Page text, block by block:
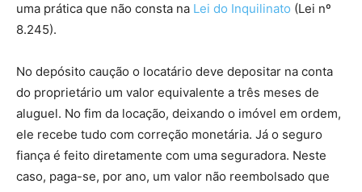
uma prática que não consta na Lei do Inquilinato (Lei nº
8.245).
No depósito caução o locatário deve depositar na conta
do proprietário um valor equivalente a três meses de
aluguel. No fim da locação, deixando o imóvel em ordem,
ele recebe tudo com correção monetária. Já o seguro
fiança é feito diretamente com uma seguradora. Neste
caso, paga-se, por ano, um valor não reembolsado que